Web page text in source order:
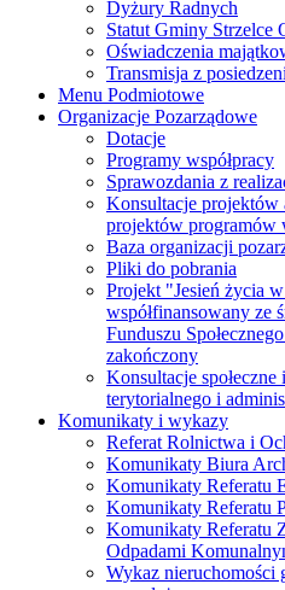
Dyżury Radnych
Statut Gminy Strzelce
Oświadczenia
Transmisja z
Menu Podmiotowe
Organizacje Pozarządowe
Dotacje
Programy współpracy
Sprawozdania z
Konsultacje projektów
projektów programów
Baza organizacji
Pliki do pobrania
Projekt "Jesień życia
współfinansowany ze
Funduszu
zakończony
Konsultacje
terytorialnego i
Komunikaty i wykazy
Referat Rolnictwa i
Komunikaty Biura
Komunikaty Referatu
Komunikaty Referatu
Komunikaty Referatu
Odpadami
Wykaz nieruchomości